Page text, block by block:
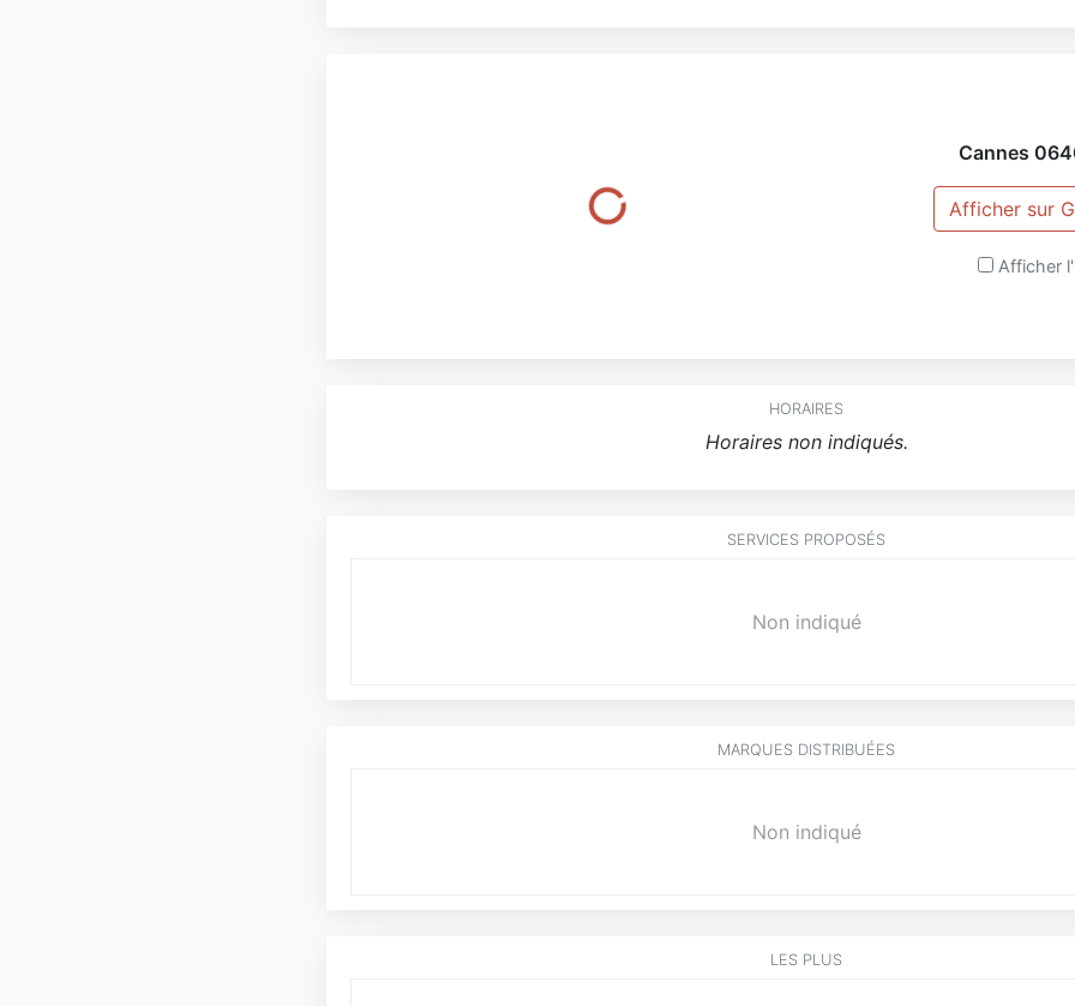
Cannes
Afficher sur
Afficher
HORAIRES
Horaires non indiqués.
SERVICES PROPOSÉS
Non indiqué
MARQUES DISTRIBUÉES
Non indiqué
LES PLUS